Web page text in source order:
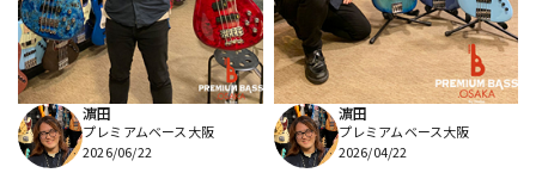
濵田
プレミアムベース大阪
2026/06/22
濵田
プレミアムベース大阪
2026/04/22